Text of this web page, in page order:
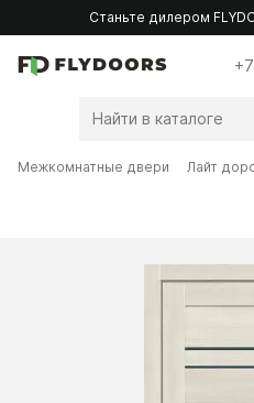
Станьте дилером
Межкомнатные двери Лайт дорс